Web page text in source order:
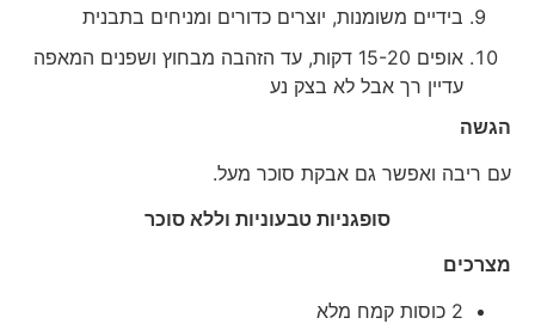
בידיים משומנות, יוצרים כדורים ומניחים בתבנית
אופים 15-20 דקות, עד הזהבה מבחוץ ושפנים המאפה
עדיין רך אבל לא בצק נע
הגשה
עם ריבה ואפשר גם אבקת סוכר מעל.
סופגניות טבעוניות וללא סוכר
מצרכים
2 כוסות קמח מלא